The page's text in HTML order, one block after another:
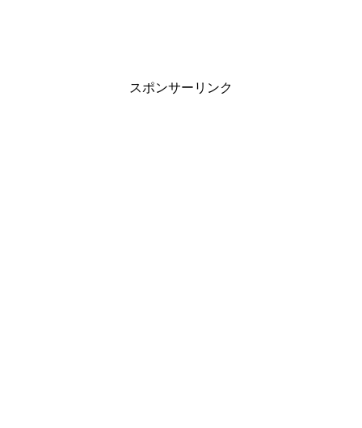
スポンサーリンク